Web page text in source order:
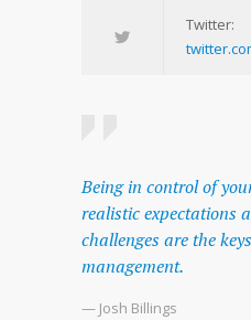
Twitter:
Being in control of
realistic expectations
challenges are the
management.
— Josh Billings